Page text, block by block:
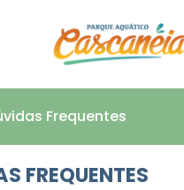
Frequentes
FREQUENTES